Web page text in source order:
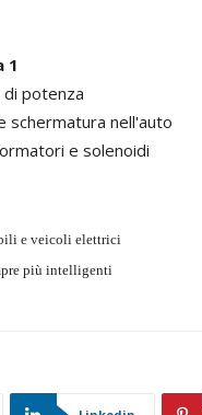
1
potenza
schermatura nell'auto
e solenoidi
e veicoli elettrici
più intelligenti